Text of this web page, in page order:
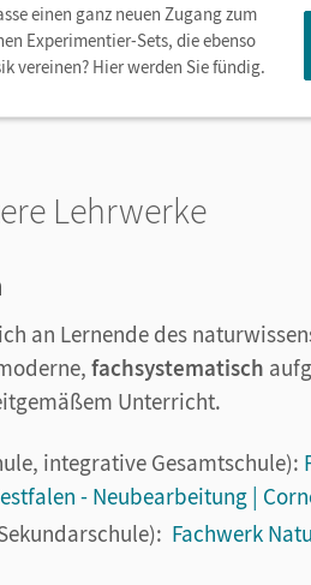
einen ganz neuen Zugang zum
Experimentier-Sets, die ebenso
vereinen? Hier werden Sie fündig.
Lehrwerke
an Lernende des
fachsystematisch
Unterricht.
integrative Gesamtschule):
- Neubearbeitung |
Fachwerk